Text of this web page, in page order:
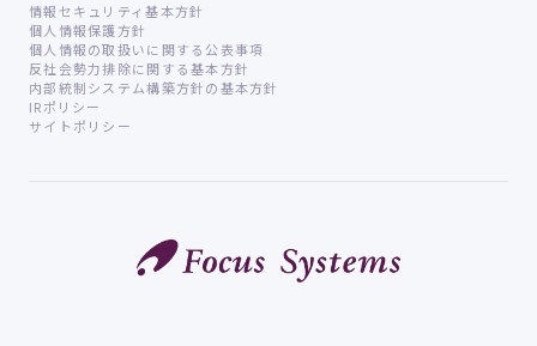
情報セキュリティ基本方針
個人情報保護方針
個人情報の取扱いに関する公表事項
反社会勢力排除に関する基本方針
内部統制システム構築方針の基本方針
IRポリシー
サイトポリシー